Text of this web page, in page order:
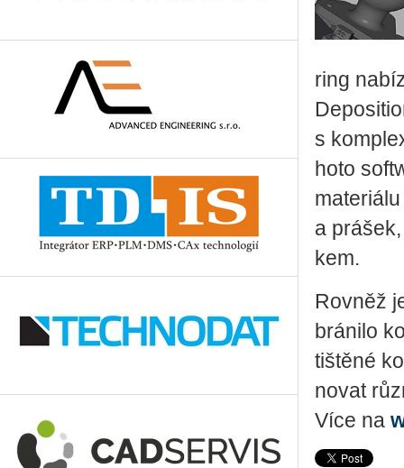
ring
s
ho­to
a
kem.
Rov­něž
brá­ni­lo
tiš­tě­né
no­vat
Více na